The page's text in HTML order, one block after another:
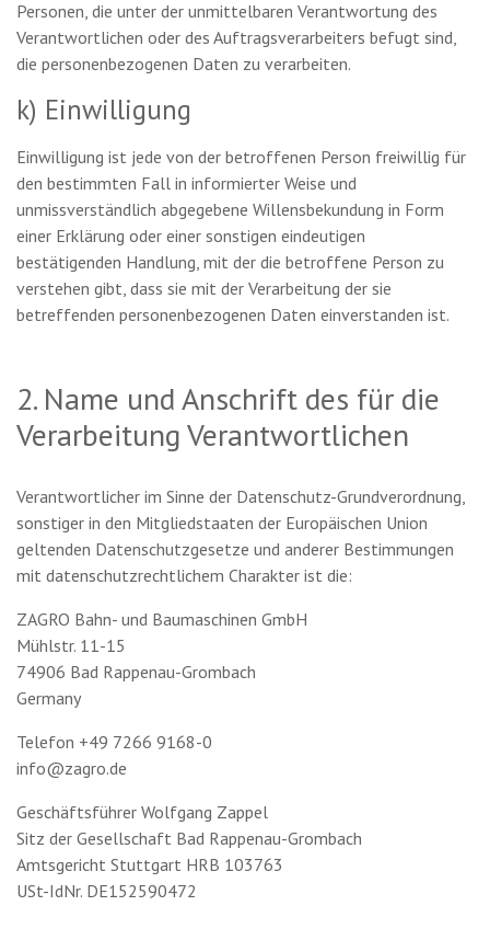
Personen, die unter der unmittelbaren Verantwortung des
Verantwortlichen oder des Auftragsverarbeiters befugt sind,
die personenbezogenen Daten zu verarbeiten.
k) Einwilligung
Einwilligung ist jede von der betroffenen Person freiwillig für
den bestimmten Fall in informierter Weise und
unmissverständlich abgegebene Willensbekundung in Form
einer Erklärung oder einer sonstigen eindeutigen
bestätigenden Handlung, mit der die betroffene Person zu
verstehen gibt, dass sie mit der Verarbeitung der sie
betreffenden personenbezogenen Daten einverstanden ist.
2. Name und Anschrift des für die
Verarbeitung Verantwortlichen
Verantwortlicher im Sinne der Datenschutz-Grundverordnung,
sonstiger in den Mitgliedstaaten der Europäischen Union
geltenden Datenschutzgesetze und anderer Bestimmungen
mit datenschutzrechtlichem Charakter ist die:
ZAGRO Bahn- und Baumaschinen GmbH
Mühlstr. 11-15
74906 Bad Rappenau-Grombach
Germany
Telefon +49 7266 9168-0
info@zagro.de
Geschäftsführer Wolfgang Zappel
Sitz der Gesellschaft Bad Rappenau-Grombach
Amtsgericht Stuttgart HRB 103763
USt-IdNr. DE152590472